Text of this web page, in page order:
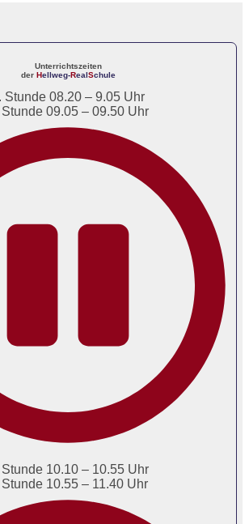
Unterrichtszeiten
der Hellweg-RealSchule
Stunde 08.20 – 9.05 Uhr
Stunde 09.05 – 09.50 Uhr
10.10 – 10.55 Uhr
10.55 – 11.40 Uhr